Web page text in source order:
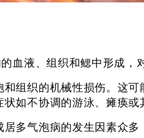
血液、组织和鳃中形成，
组织的机械性损伤。这可
如不协调的游泳、瘫痪或
多气泡病的发生因素众